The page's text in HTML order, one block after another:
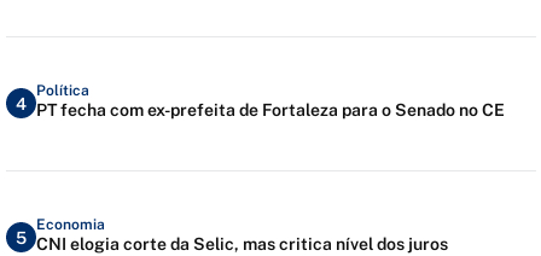
4
Política
PT fecha com ex-prefeita de Fortaleza para o Senado no CE
5
Economia
CNI elogia corte da Selic, mas critica nível dos juros